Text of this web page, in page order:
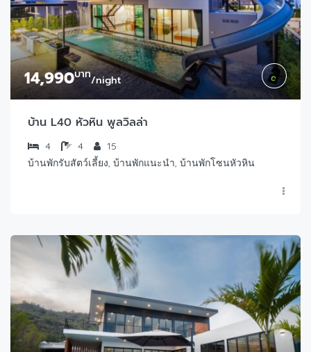
14,990บาท/night
บ้าน L40 หัวหิน พูลวิลล่า
4 4
15
บ้านพักรับสัตว์เลี้ยง, บ้านพักแนะนำ, บ้านพักโซนหัวหิน